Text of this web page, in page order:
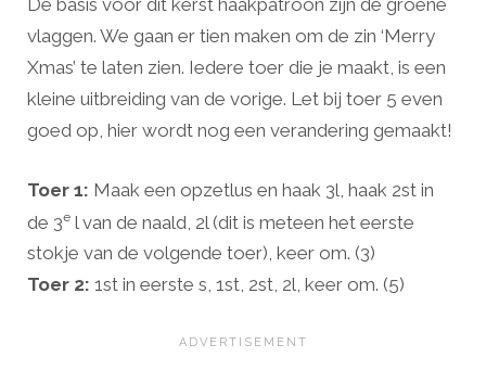
vlaggen. We gaan er tien maken om de zin ‘Merry
Xmas’ te laten zien. Iedere toer die je maakt, is een
kleine uitbreiding van de vorige. Let bij toer 5 even
goed op, hier wordt nog een verandering gemaakt!
Toer 1: Maak een opzetlus en haak 3l, haak 2st in
de 3e l van de naald, 2l (dit is meteen het eerste
stokje van de volgende toer), keer om. (3)
Toer 2: 1st in eerste s, 1st, 2st, 2l, keer om. (5)